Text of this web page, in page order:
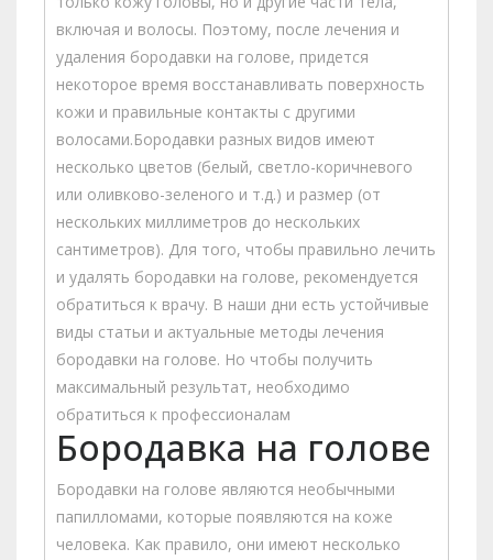
включая и волосы. Поэтому, после лечения и
удаления бородавки на голове, придется
некоторое время восстанавливать поверхность
кожи и правильные контакты с другими
волосами.Бородавки разных видов имеют
несколько цветов (белый, светло-коричневого
или оливково-зеленого и т.д.) и размер (от
нескольких миллиметров до нескольких
сантиметров). Для того, чтобы правильно лечить
и удалять бородавки на голове, рекомендуется
обратиться к врачу. В наши дни есть устойчивые
виды статьи и актуальные методы лечения
бородавки на голове. Но чтобы получить
максимальный результат, необходимо
обратиться к профессионалам
Бородавка на голове
Бородавки на голове являются необычными
папилломами, которые появляются на коже
человека. Как правило, они имеют несколько